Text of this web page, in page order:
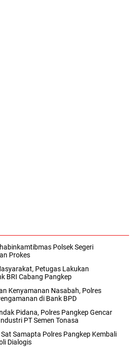
Polsek Segeri
Prokes
Petugas Lakukan
BRI Cabang Pangkep
Kenyamanan Nasabah, Polres
di Bank BPD
Pidana, Polres Pangkep Gencar
PT Semen Tonasa
Samapta Polres Pangkep Kembali
Dialogis